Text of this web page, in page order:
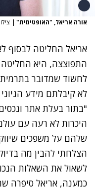
אורה אריאל, "האופטימית" |
אריאל החליטה לבסוף
התפוצצה, היא
לחשוד שמדובר
לא קיבלתם מידע הגיוני
"בתור בעלת אתר
היכרות לא רעה עם
שלהם על משפכים
הצלחתי להבין מה
לשאול את השאלות
כמענה, אריאל סיפרה